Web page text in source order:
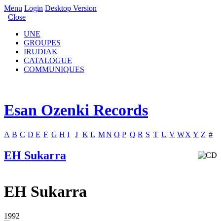
Menu Login Desktop Version
Close
UNE
GROUPES
IRUDIAK
CATALOGUE
COMMUNIQUES
Esan Ozenki Records
A B C D E F G H I J K L MN O P Q R S T U V WX Y Z #
EH Sukarra
EH Sukarra
1992